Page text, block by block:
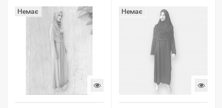
Немає Немає